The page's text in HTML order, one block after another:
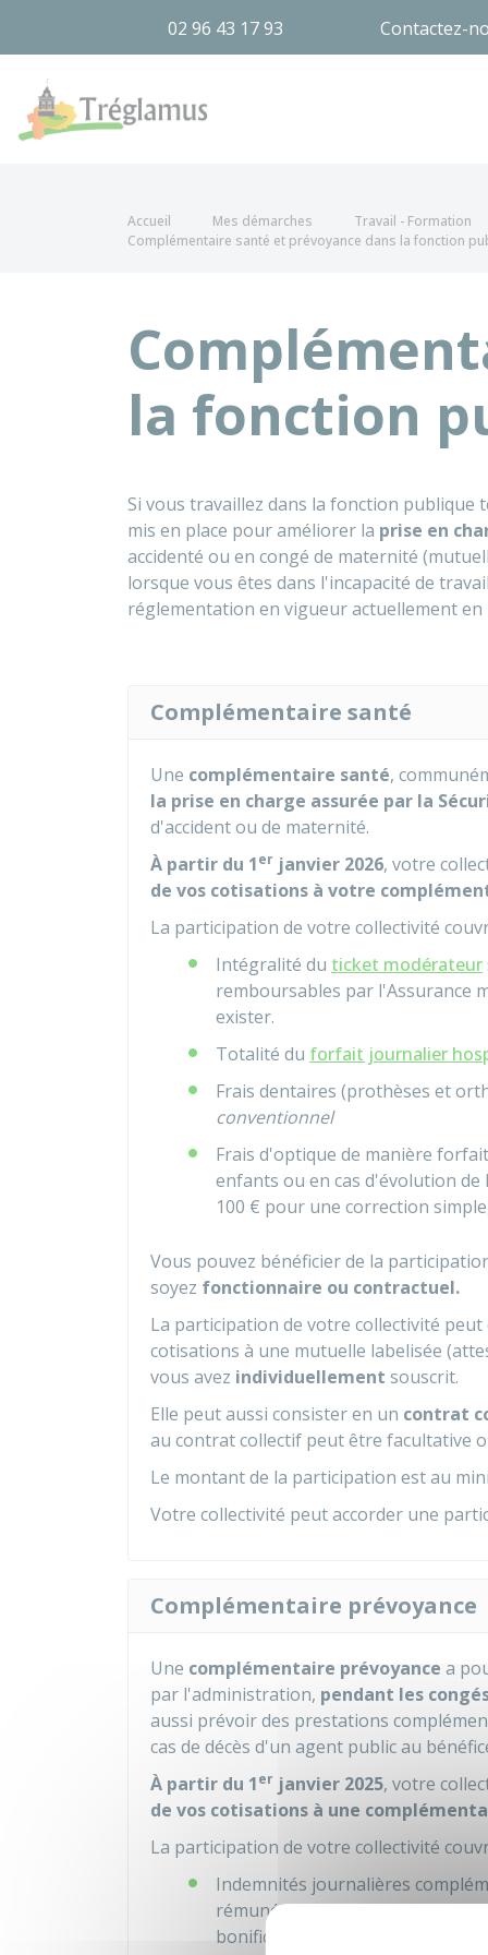
02 96 43 17 93 Contactez-
Accueil Mes démarches Travail - Formation
Complémentaire santé et prévoyance dans la fonction
la fonction
Si vous travaillez dans la fonction
mis en place pour améliorer la prise en
accidenté ou en congé de maternité
lorsque vous êtes dans l'incapacité de
réglementation en vigueur actuellement
Complémentaire santé
Une complémentaire santé,
la prise en charge assurée par la
d'accident ou de maternité.
À partir du 1er janvier 2026, votre
de vos cotisations à votre
La participation de votre collectivité
Intégralité du ticket modérateur
remboursables par l'Assurance
exister.
Totalité du forfait journalier
Frais dentaires (prothèses et
conventionnel
Frais d'optique de manière
enfants ou en cas d'évolution de
100 € pour une correction
Vous pouvez bénéficier de la
soyez fonctionnaire ou contractuel.
La participation de votre collectivité
cotisations à une mutuelle labelisée
vous avez individuellement souscrit.
Elle peut aussi consister en un contrat
au contrat collectif peut être facultative
Le montant de la participation est au
Votre collectivité peut accorder une
Complémentaire prévoyance
Une complémentaire prévoyance a
par l'administration, pendant les
aussi prévoir des prestations
cas de décès d'un agent public au
À partir du 1er janvier 2025, votre
de vos cotisations à une
La participation de votre collectivité
Indemnités journalières
rémunération nette équivalente
bonification indiciaire (NBI) et à